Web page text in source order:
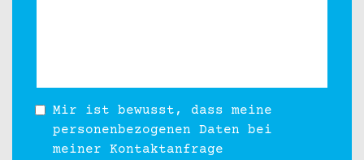
Mir ist bewusst, dass meine
personenbezogenen Daten bei
meiner Kontaktanfrage